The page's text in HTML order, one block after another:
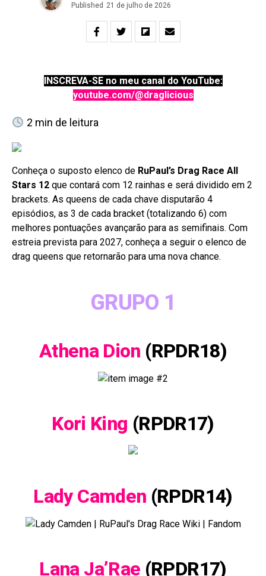
Published 21 de julho de 2026
INSCREVA-SE no meu canal do YouTube:
youtube.com/@draglicious
2 min de leitura
Conheça o suposto elenco de RuPaul’s Drag Race All
Stars 12 que contará com 12 rainhas e será dividido em 2
brackets. As queens de cada chave disputarão 4
episódios, as 3 de cada bracket (totalizando 6) com
melhores pontuações avançarão para as semifinais. Com
estreia prevista para 2027, conheça a seguir o elenco de
drag queens que retornarão para uma nova chance.
GRUPO 1
Athena Dion (RPDR18)
Kori King (RPDR17)
Lady Camden (RPDR14)
Lana Ja’Rae (RPDR17)